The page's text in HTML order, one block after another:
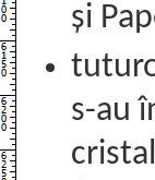
și
s-au